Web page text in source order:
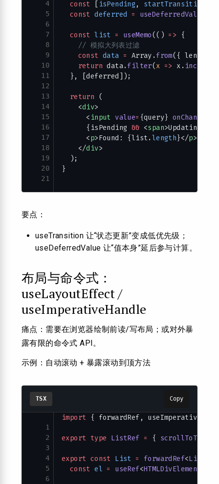
4
5
6
7
8
9
10
11
12
13
14
15
16
17
18
19
20
21
  const
[ isPending , startTransition
  const
deferred = useDeferredValue
  const
list = useMemo(() => {
    // 模拟大列表过滤
    const
data = Array. from({ length:
    return
data. filter(x => x. includes
  }, [deferred]);
  return
(
    <
div>
      <
input value= {query} onChange
      {isPending
&& <span>Updating…</
      <
p>Found: {list. length}</p>
    </
div>
  );
}
要点：
useTransition 让“状态更新”变成低优先级；
useDeferredValue 让“值本身”延后参与计算。
布局与命令式：
useLayoutEffect /
useImperativeHandle
痛点：需要在浏览器绘制前读/写布局；或对外暴
露有限的命令式 API。
示例：自动滚动 + 暴露滚动到顶方法
TSX Copy
1
2
3
4
5
6
import { forwardRef,
export type ListRef = { scrollToTop
export const List = forwardRef<ListRef
  const
el = useRef<HTMLDivElement